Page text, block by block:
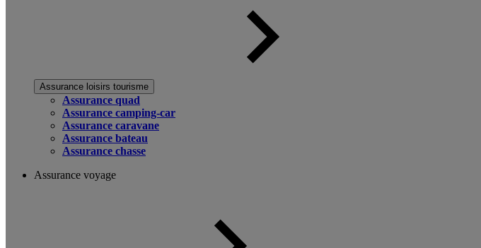
Assurance loisirs tourisme
Assurance quad
Assurance camping-car
Assurance caravane
Assurance bateau
Assurance chasse
Assurance voyage